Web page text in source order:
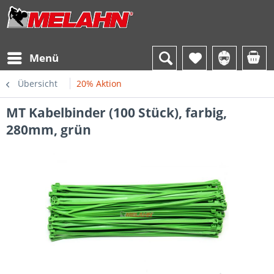
Menü
Übersicht 20% Aktion
MT Kabelbinder (100 Stück), farbig,
280mm, grün